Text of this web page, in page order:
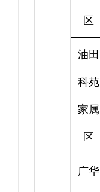
区
油田
科苑
家属
区
广华